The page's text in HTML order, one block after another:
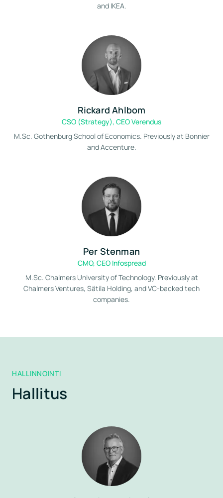
and IKEA.
Rickard Ahlbom
CSO (Strategy), CEO Verendus
M.Sc. Gothenburg School of Economics. Previously at Bonnier
and Accenture.
Per Stenman
CMO, CEO Infospread
M.Sc. Chalmers University of Technology. Previously at
Chalmers Ventures, Sätila Holding, and VC-backed tech
companies.
HALLINNOINTI
Hallitus